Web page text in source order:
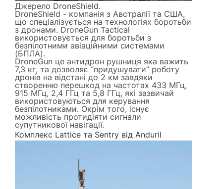
Джерело DroneShield.
DroneShield - компанія з Австралії та США,
що спеціалізується на технологіях боротьби
з дронами. DroneGun Tactical
використовується для боротьби з
безпілотними авіаційними системами
(БПЛА).
DroneGun це антидрон рушниця яка важить
7,3 кг, та дозволяє “придушувати” роботу
дронів на відстані до 2 км завдяки
створенню перешкод на частотах 433 МГц,
915 МГц, 2,4 ГГц та 5,8 ГГц, які зазвичай
використовуються для керування
безпілотниками. Окрім того, існує
можливість протидіяти сигнали
супутникової навігації.
Комплекс Lattice та Sentry від Anduril